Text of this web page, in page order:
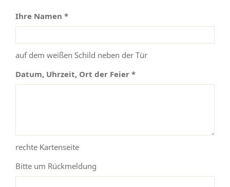
Ihre Namen *
auf dem weißen Schild neben der Tür
Datum, Uhrzeit, Ort der Feier *
rechte Kartenseite
Bitte um Rückmeldung